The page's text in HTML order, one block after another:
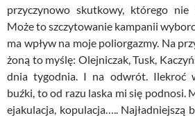
przyczynowo skutkowy, którego nie
Może to szczytowanie kampanii
ma wpływ na moje poliorgazmy. Na
żoną to myślę: Olejniczak, Tusk,
dnia tygodnia. I na odwrót. Ilekroć
buźki, to od razu laska mi się podnosi.
ejakulacja, kopulacja….. Najładniejszą